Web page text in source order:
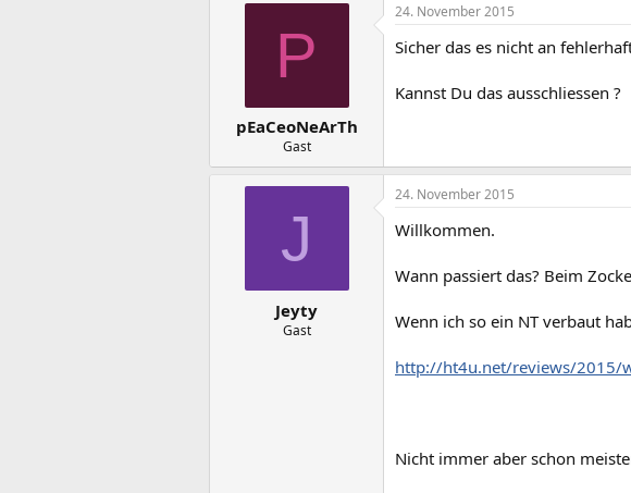
P
pEaCeoNeArTh
Gast
24. November 2015
Sicher das es nicht an
Kannst Du das ausschliessen ?
J
Jeyty
Gast
24. November 2015
Willkommen.
Wann passiert das? Beim
Wenn ich so ein NT verbaut
http://ht4u.net/reviews/2015/
Nicht immer aber schon